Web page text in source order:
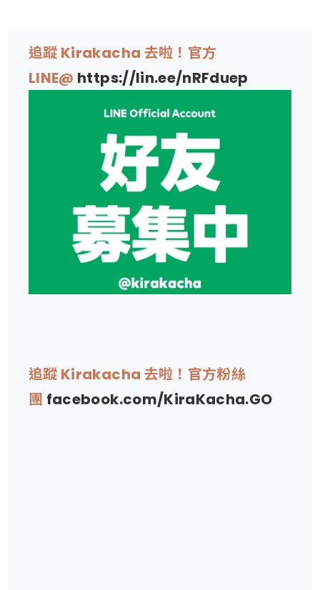
追蹤 Kirakacha 去啦！官方
LINE@ https://lin.ee/nRFduep
追蹤 Kirakacha 去啦！官方粉絲
團 facebook.com/KiraKacha.GO